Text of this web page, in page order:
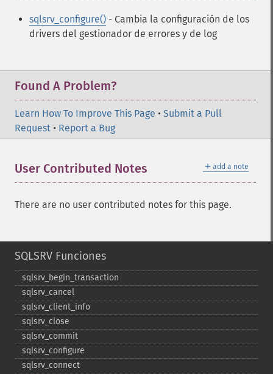
sqlsrv_configure() - Cambia la configuración de los
drivers del gestionador de errores y de log
Found A Problem?
Learn How To Improve This Page • Submit a Pull
Request • Report a Bug
＋ add a note
User Contributed Notes
There are no user contributed notes for this page.
SQLSRV Funciones
sqlsrv_​begin_​transaction
sqlsrv_​cancel
sqlsrv_​client_​info
sqlsrv_​close
sqlsrv_​commit
sqlsrv_​configure
sqlsrv_​connect